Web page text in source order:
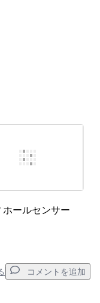
ールセンサー
コメントを追加